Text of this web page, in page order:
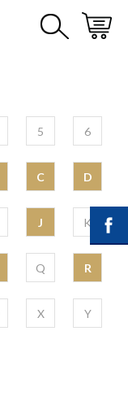
5 6
C D
J K
Q R
X Y